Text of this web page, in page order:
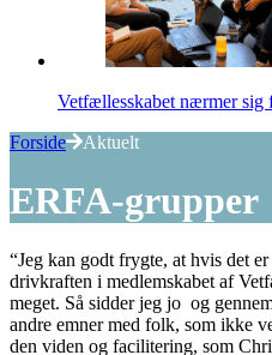
Vetfællesskabet nærmer
Forside
Aktuelt
ERFA-grupper
“Jeg kan godt frygte, at hvis det
drivkraften i medlemskabet af
meget. Så sidder jeg jo og
andre emner med folk, som ikke
den viden og facilitering, som